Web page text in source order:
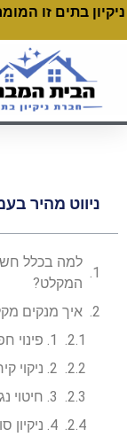
ניקיון בתים זו
ניווט מהיר
למה בכלל
המקלט?
איך מנקים
1. פינוי חפצים ואשפה
2. ניקוי קירות, תקרה ורצפה
3. חיטוי נגד ריחות ומזיקים
4. ניקיון סופי ותחזוקה